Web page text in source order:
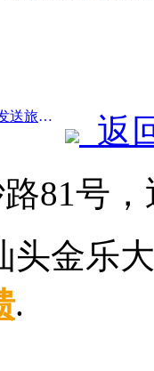
前一篇：长三角铁路“五一”假期发送旅客超2138万人次
返
81号
头金乐
.